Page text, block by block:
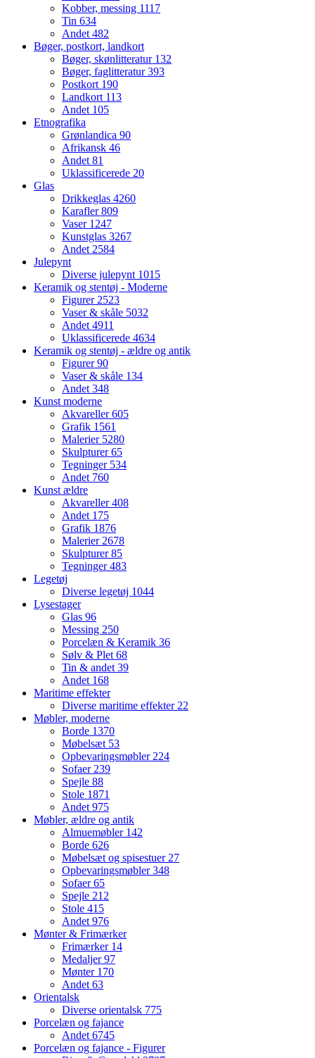
Kobber, messing 1117
Tin 634
Andet 482
Bøger, postkort, landkort
Bøger, skønlitteratur 132
Bøger, faglitteratur393
Postkort 190
Landkort 113
Andet 105
Etnografika
Grønlandica 90
Afrikansk 46
Andet 81
Uklassificerede 20
Glas
Drikkeglas 4260
Karafler809
Vaser 1247
Kunstglas 3267
Andet 2584
Julepynt
Diverse julepynt 1015
Keramik og stentøj - Moderne
Figurer 2523
Vaser & skåle 5032
Andet 4911
Uklassificerede 4634
Keramik og stentøj - ældre og antik
Figurer90
Vaser & skåle 134
Andet 348
Kunst moderne
Akvareller605
Grafik 1561
Malerier 5280
Skulpturer65
Tegninger 534
Andet 760
Kunst ældre
Akvareller408
Andet 175
Grafik 1876
Malerier 2678
Skulpturer85
Tegninger483
Legetøj
Diverse legetøj 1044
Lysestager
Glas 96
Messing 250
Porcelæn & Keramik 36
Sølv & Plet 68
Tin & andet 39
Andet 168
Maritime effekter
Diverse maritime effekter 22
Møbler, moderne
Borde 1370
Møbelsæt 53
Opbevaringsmøbler 224
Sofaer 239
Spejle 88
Stole 1871
Andet 975
Møbler, ældre og antik
Almuemøbler 142
Borde 626
Møbelsæt og spisestuer 27
Opbevaringsmøbler348
Sofaer65
Spejle 212
Stole 415
Andet 976
Mønter & Frimærker
Frimærker 14
Medaljer97
Mønter 170
Andet 63
Orientalsk
Diverse orientalsk 775
Porcelæn og fajance
Andet 6745
Porcelæn og fajance - Figurer